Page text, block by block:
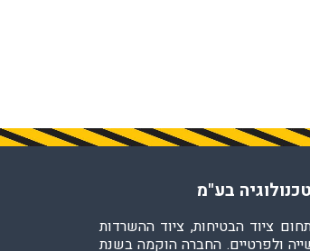
בע"מ
ציוד הבטיחות, ציוד ההשרדות
ולפרטיים. החברה הוקמה בשנת